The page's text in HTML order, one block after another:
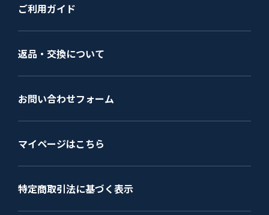
ご利用ガイド
返品・交換について
お問い合わせフォーム
マイページはこちら
特定商取引法に基づく表示